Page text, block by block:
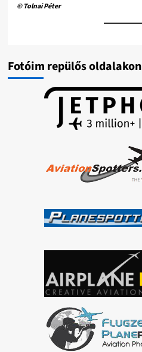
© Tolnai Péter
Fotóim repülős oldalakon